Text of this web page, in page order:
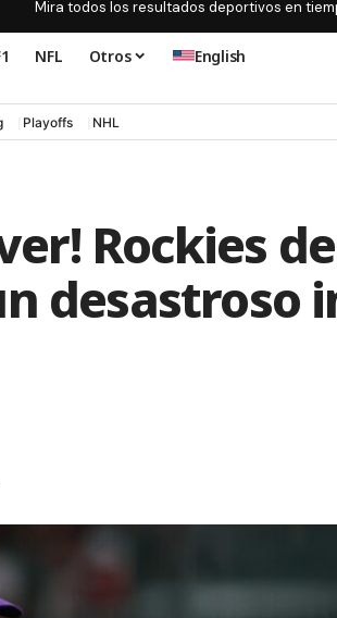
Mira todos los resultados deportivos en
NFL Otros English
Playoffs NHL
Rockies
desastroso